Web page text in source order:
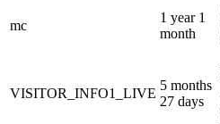
mc
1 year 1
month
VISITOR_INFO1_LIVE
5 months
27 days